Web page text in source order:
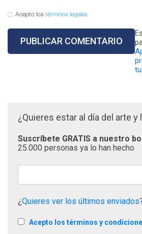
Acepto los términos legales
¿Quieres estar al día del arte y
Suscríbete GRATIS a nuestro
25.000 personas ya lo han hecho
¿Quieres ver los últimos enviados
Acepto los términos y